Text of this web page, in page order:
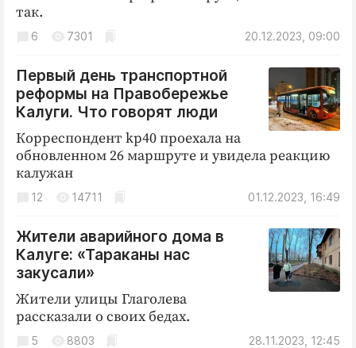
так.
20.12.2023, 09:00
6 7301
Первый день транспортной
реформы на Правобережье
Калуги. Что говорят люди
Корреспондент kp40 проехала на
обновленном 26 маршруте и увидела реакцию
калужан
01.12.2023, 16:49
12 14711
Жители аварийного дома в
Калуге: «Тараканы нас
закусали»
Жители улицы Глаголева
рассказали о своих бедах.
28.11.2023, 12:45
5 8803